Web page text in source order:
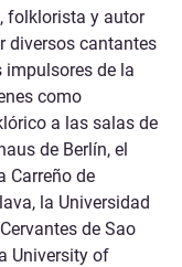
folklorista y autor
diversos cantantes
impulsores de la
como
a las salas de
de Berlín, el
Carreño de
la Universidad
de Sao
University of